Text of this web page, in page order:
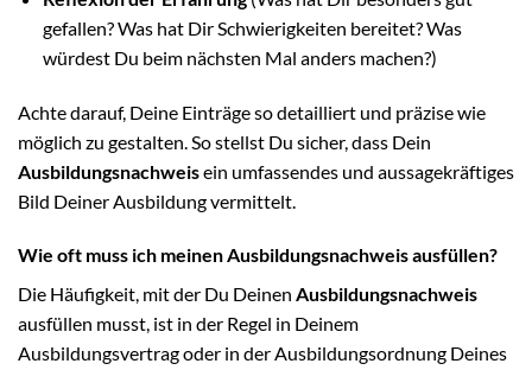
gefallen? Was hat Dir Schwierigkeiten bereitet? Was
würdest Du beim nächsten Mal anders machen?)
Achte darauf, Deine Einträge so detailliert und präzise wie
möglich zu gestalten. So stellst Du sicher, dass Dein
Ausbildungsnachweisein umfassendes und aussagekräftiges
Bild Deiner Ausbildung vermittelt.
Wie oft muss ich meinen Ausbildungsnachweis ausfüllen?
Die Häufigkeit, mit der Du Deinen Ausbildungsnachweis
ausfüllen musst, ist in der Regel in Deinem
Ausbildungsvertrag oder in der Ausbildungsordnung Deines